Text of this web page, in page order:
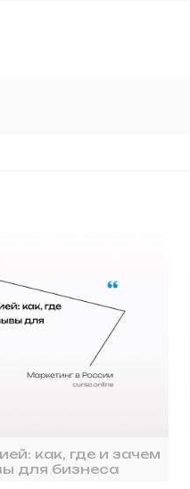
как, где и зачем
для бизнеса